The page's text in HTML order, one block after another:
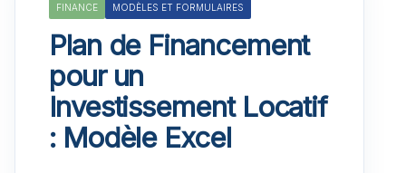
FINANCE MODÈLES ET FORMULAIRES
Plan de Financement
pour un
Investissement Locatif
: Modèle Excel